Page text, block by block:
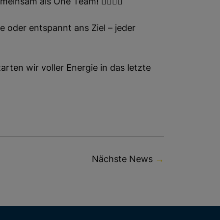
oder entspannt ans Ziel – jeder
wir voller Energie in das letzte
Nächste News →